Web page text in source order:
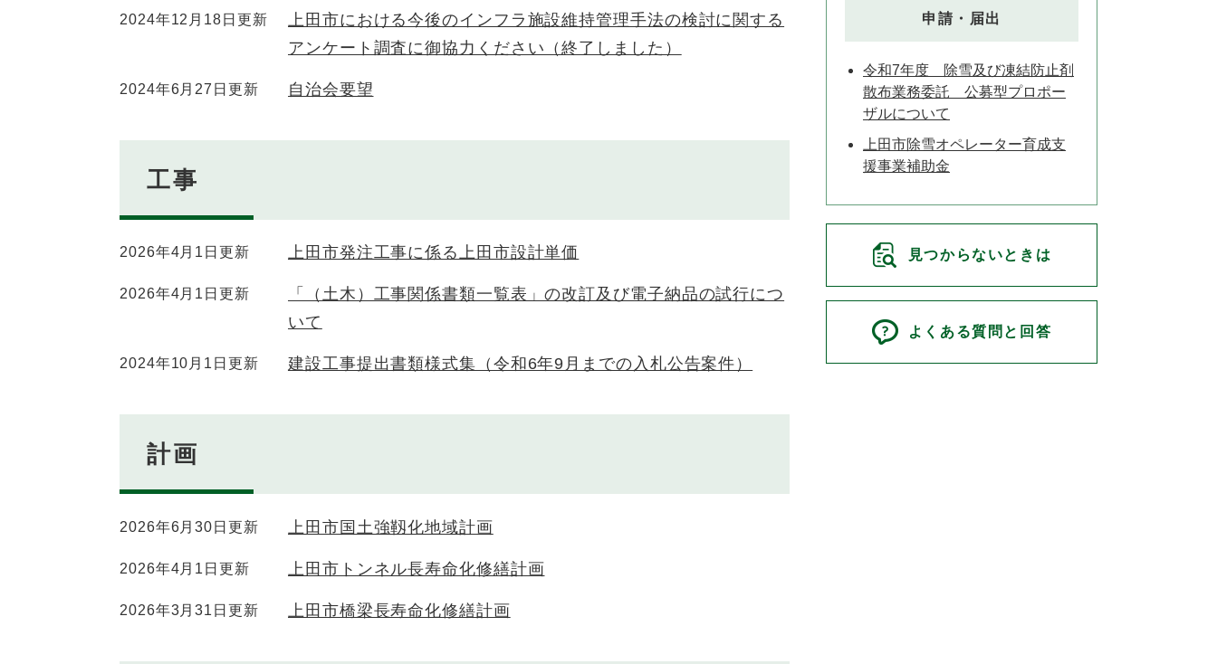
2024年12月18日更新
上田市における今後のインフラ施設維持管理手法の検討に関する
アンケート調査に御協力ください（終了しました）
2024年6月27日更新 自治会要望
工事
2026年4月1日更新 上田市発注工事に係る上田市設計単価
2026年4月1日更新
「（土木）工事関係書類一覧表」の改訂及び電子納品の試行につ
いて
2024年10月1日更新 建設工事提出書類様式集（令和6年9月までの入札公告案件）
計画
2026年6月30日更新 上田市国土強靱化地域計画
2026年4月1日更新 上田市トンネル長寿命化修繕計画
2026年3月31日更新 上田市橋梁長寿命化修繕計画
申請・届出
令和7年度 除雪及び凍結防止剤
散布業務委託 公募型プロポー
ザルについて
上田市除雪オペレーター育成支
援事業補助金
見つからないときは
よくある質問と回答